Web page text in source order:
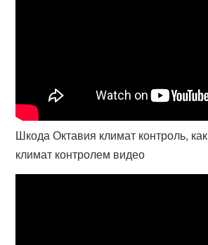
Шкода Октавия климат контроль,
климат контролем видео